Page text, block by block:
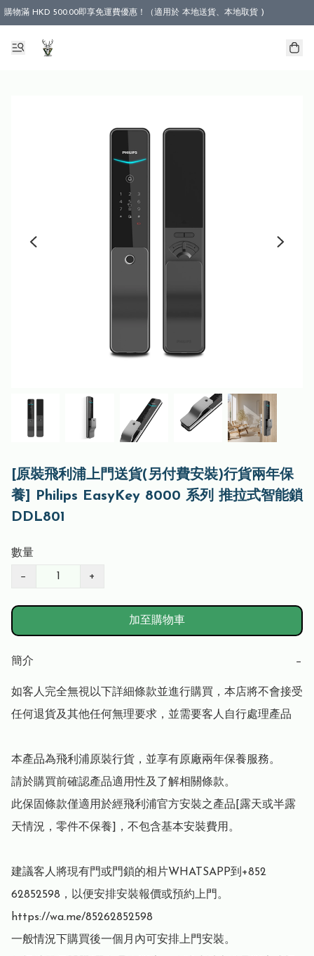
購物滿 HKD 500.00即享免運費優惠！（適用於 本地送貨、本地取貨 )
[原裝飛利浦上門送貨(另付費安裝)行貨兩年保
養] Philips EasyKey 8000 系列 推拉式智能鎖
DDL801
數量
− +
加至購物車
簡介 −
如客人完全無視以下詳細條款並進行購買，本店將不會接受
任何退貨及其他任何無理要求，並需要客人自行處理產品
本產品為飛利浦原裝行貨，並享有原廠兩年保養服務。
請於購買前確認產品適用性及了解相關條款。
此保固條款僅適用於經飛利浦官方安裝之產品[露天或半露
天情況，零件不保養]，不包含基本安裝費用。
建議客人將現有門或門鎖的相片WHATSAPP到+852
62852598，以便安排安裝報價或預約上門。
https://wa.me/85262852598
一般情況下購買後一個月內可安排上門安裝。